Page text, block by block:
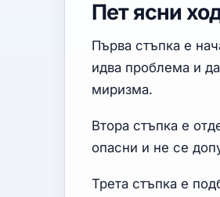
Пет ясни
Първа стъпка е
идва проблема и
миризма.
Втора стъпка е
опасни и не се
Трета стъпка е